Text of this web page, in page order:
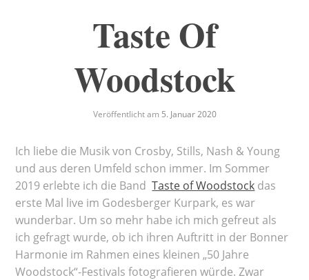
Taste Of
Woodstock
Veröffentlicht am 5. Januar 2020
Ich liebe die Musik von Crosby, Stills, Nash & Young
und aus deren Umfeld schon immer. Im Sommer
2019 erlebte ich die BandTaste of Woodstock das
erste Mal live im Godesberger Kurpark, es war
wunderbar. Um so mehr habe ich mich gefreut als
ich gefragt wurde, ob ich ihren Auftritt in der Bonner
Harmonie im Rahmen eines kleinen „50 Jahre
Woodstock“-Festivals fotografieren würde. Zwar